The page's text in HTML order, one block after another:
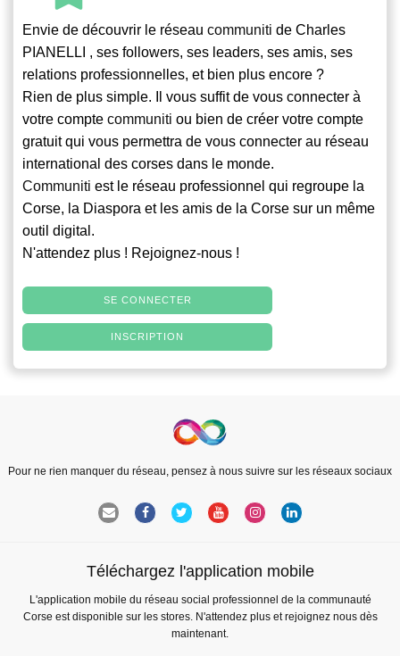
Envie de découvrir le réseau communiti de Charles
PIANELLI , ses followers, ses leaders, ses amis, ses
relations professionnelles, et bien plus encore ?
Rien de plus simple. Il vous suffit de vous connecter à
votre compte communiti ou bien de créer votre compte
gratuit qui vous permettra de vous connecter au réseau
international des corses dans le monde.
Communiti est le réseau professionnel qui regroupe la
Corse, la Diaspora et les amis de la Corse sur un même
outil digital.
N'attendez plus ! Rejoignez-nous !
SE CONNECTER
INSCRIPTION
Pour ne rien manquer du réseau, pensez à nous suivre sur les réseaux sociaux
Téléchargez l'application mobile
L'application mobile du réseau social professionnel de la communauté
Corse est disponible sur les stores. N'attendez plus et rejoignez nous dès
maintenant.